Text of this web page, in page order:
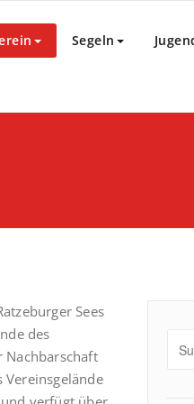
von
Segeln
Sees
des
Nachbarschaft
Vereinsgelände